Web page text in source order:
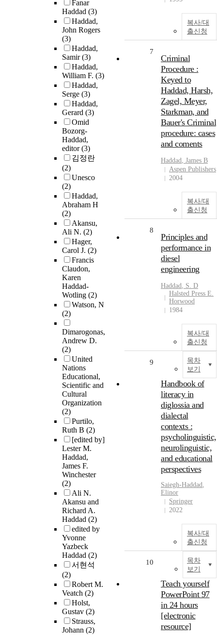
Fanar
Haddad (3)
Haddad,
John Rogers
(3)
Haddad,
Samir(3)
Haddad,
William F. (3)
Haddad,
Serge (3)
Haddad,
Gerard (3)
Omid
Bozorg-
Haddad,
editor(3)
김정란
(2)
Unesco
(2)
Haddad,
Abraham H
(2)
Akansu,
Ali N. (2)
Hager,
Carol J. (2)
Francis
Claudon,
Karen
Haddad-
Wotling (2)
Watson, N
(2)
Dimarogonas,
Andrew D.
(2)
United
Nations
Educational,
Scientific and
Cultural
Organization
(2)
Purtilo,
Ruth B (2)
[edited by]
Lester M.
Haddad,
James F.
Winchester
(2)
Ali N.
Akansu and
Richard A.
Haddad (2)
edited by
Yvonne
Yazbeck
Haddad (2)
서현석
(2)
Robert M.
Veatch (2)
Holst,
Gustav (2)
Strauss,
Johann (2)
복사/대
출신청
7
Criminal
Procedure :
Keyed to
Haddad, Harsh,
Zagel, Meyer,
Starkman, and
Bauer's Criminal
procedure: cases
and coments
Haddad, James B
Aspen Publishers
2004
복사/대
출신청
8
Principles and
performance in
diesel
engineering
Haddad, S. D
Halsted Press E.
Horwood
1984
복사/대
출신청
목차
보기
9
Handbook of
literacy in
diglossia and
dialectal
contexts :
psycholinguistic,
neurolinguistic,
and educational
perspectives
Saiegh-Haddad,
Elinor
Springer
2022
복사/대
출신청
목차
보기
10
Teach yourself
PowerPoint 97
in 24 hours
[electronic
resource]